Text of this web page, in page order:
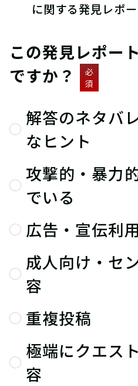
に関する発見レポ
この発見レポー
ですか？
必
須
解答のネタバ
なヒント
攻撃的・暴力
でいる
広告・宣伝利用
成人向け・セ
容
重複投稿
極端にクエス
容